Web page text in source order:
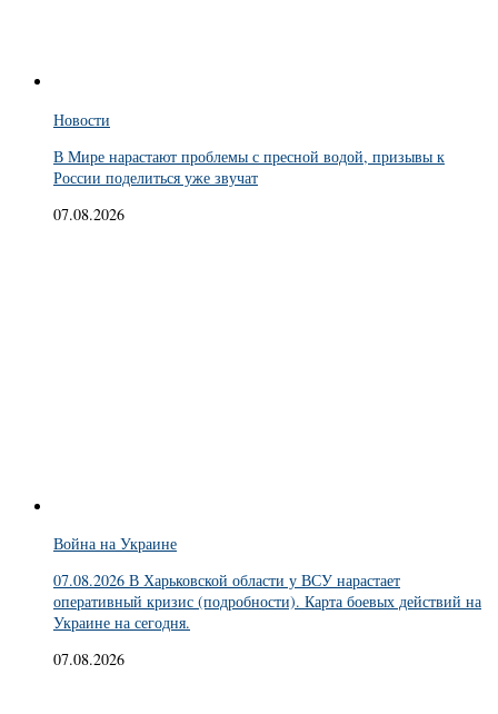
Новости
В Мире нарастают проблемы с пресной водой, призывы к
России поделиться уже звучат
07.08.2026
Война на Украине
07.08.2026 В Харьковской области у ВСУ нарастает
оперативный кризис (подробности). Карта боевых действий на
Украине на сегодня.
07.08.2026